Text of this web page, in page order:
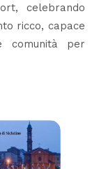
celebrando
ricco, capace
comunità per